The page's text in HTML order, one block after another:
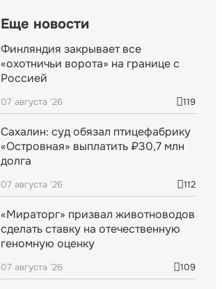
Еще новости
Финляндия закрывает все
«охотничьи ворота» на границе с
Россией
07 августа '26 119
Сахалин: суд обязал птицефабрику
«Островная» выплатить ₽30,7 млн
долга
07 августа '26 112
«Мираторг» призвал животноводов
сделать ставку на отечественную
геномную оценку
07 августа '26 109